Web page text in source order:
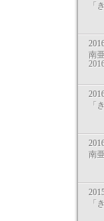
「
南
「
南
「